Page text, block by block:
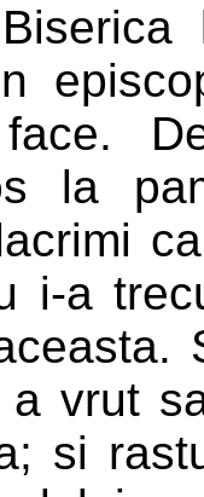
la
i-a
a vrut
si